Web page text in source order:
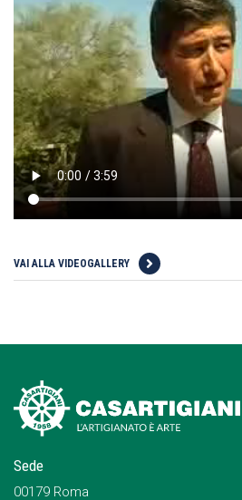
VAI ALLA VIDEOGALLERY
Sede
00179 Roma